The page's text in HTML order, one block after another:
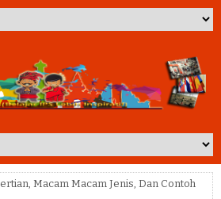
Macam Macam Jenis, Dan Contoh